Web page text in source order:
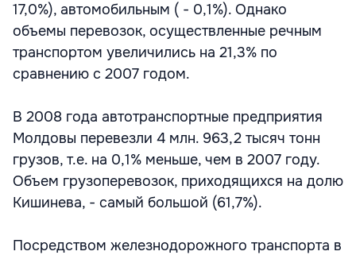
17,0%), автомобильным ( - 0,1%). Однако
объемы перевозок, осуществленные речным
транспортом увеличились на 21,3% по
сравнению с 2007 годом.
В 2008 года автотранспортные предприятия
Молдовы перевезли 4 млн. 963,2 тысяч тонн
грузов, т.е. на 0,1% меньше, чем в 2007 году.
Объем грузоперевозок, приходящихся на долю
Кишинева, - самый большой (61,7%).
Посредством железнодорожного транспорта в